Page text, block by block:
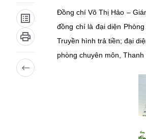
Đồng chí Võ Thị Hảo –
đồng chí là đại diện
Truyền hình trả tiền; đại
phòng chuyên môn,